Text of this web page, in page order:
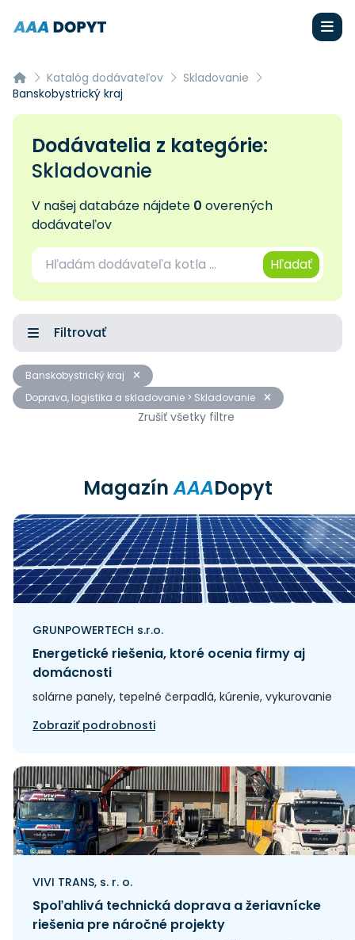
Katalóg dodávateľov
Skladovanie
Banskobystrický kraj
Dodávatelia z kategórie:
Skladovanie
V našej databáze nájdete 0 overených
dodávateľov
Hľadať
Filtrovať
Banskobystrický kraj
Doprava, logistika a skladovanie > Skladovanie
Zrušiť všetky filtre
MagazínAAADopyt
GRUNPOWERTECH s.r.o.
Energetické riešenia, ktoré ocenia firmy aj
domácnosti
solárne panely, tepelné čerpadlá, kúrenie, vykurovanie
Zobraziť podrobnosti
VIVI TRANS, s. r. o.
Spoľahlivá technická doprava a žeriavnícke
riešenia pre náročné projekty